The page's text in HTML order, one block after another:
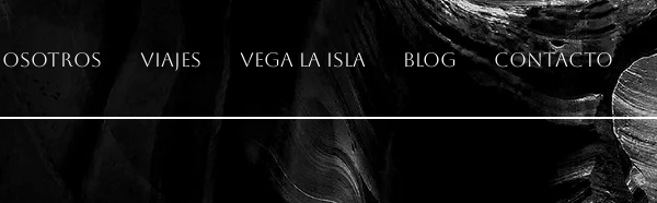
Viajes Vega La Isla Blog Contacto